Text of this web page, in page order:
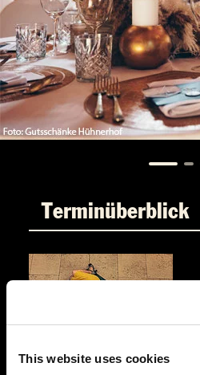
This website uses cookies
Terminüberblick
SO.
22.11.2026 17:00 Uhr